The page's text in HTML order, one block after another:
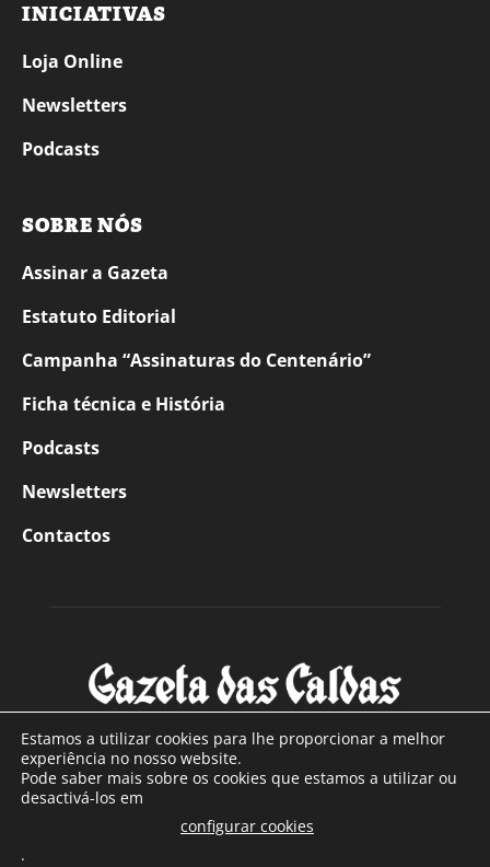
INICIATIVAS
Loja Online
Newsletters
Podcasts
SOBRE NÓS
Assinar a Gazeta
Estatuto Editorial
Campanha “Assinaturas do Centenário”
Ficha técnica e História
Podcasts
Newsletters
Contactos
SOBRE NÓS
Com sede nas Caldas da Rainha e mais de 90 anos de
Estamos a utilizar cookies para lhe proporcionar a melhor
experiência no nosso website.
Pode saber mais sobre os cookies que estamos a utilizar ou
desactivá-los em
configurar cookies
.